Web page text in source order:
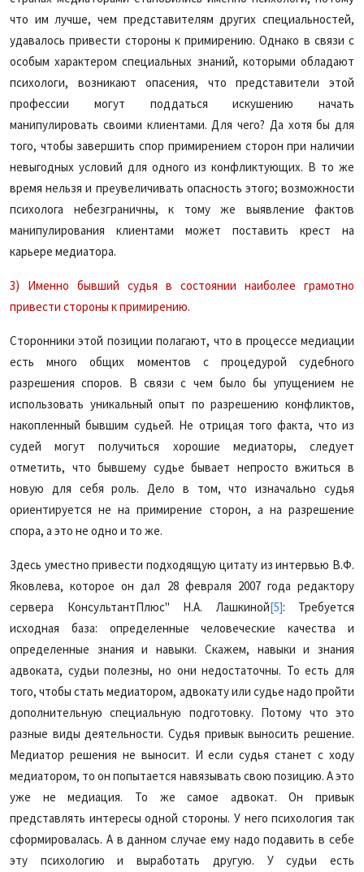
что им лучше, чем представителям других специальностей,
удавалось привести стороны к примирению. Однако в связи с
особым характером специальных знаний, которыми обладают
психологи, возникают опасения, что представители этой
профессии могут поддаться искушению начать
манипулировать своими клиентами. Для чего? Да хотя бы для
того, чтобы завершить спор примирением сторон при наличии
невыгодных условий для одного из конфликтующих. В то же
время нельзя и преувеличивать опасность этого; возможности
психолога небезграничны, к тому же выявление фактов
манипулирования клиентами может поставить крест на
карьере медиатора.
3) Именно бывший судья в состоянии наиболее грамотно
привести стороны к примирению.
Сторонники этой позиции полагают, что в процессе медиации
есть много общих моментов с процедурой судебного
разрешения споров. В связи с чем было бы упущением не
использовать уникальный опыт по разрешению конфликтов,
накопленный бывшим судьей. Не отрицая того факта, что из
судей могут получиться хорошие медиаторы, следует
отметить, что бывшему судье бывает непросто вжиться в
новую для себя роль. Дело в том, что изначально судья
ориентируется не на примирение сторон, а на разрешение
спора, а это не одно и то же.
Здесь уместно привести подходящую цитату из интервью В.Ф.
Яковлева, которое он дал 28 февраля 2007 года редактору
сервера КонсультантПлюс" Н.А. Лашкиной[5]: Требуется
исходная база: определенные человеческие качества и
определенные знания и навыки. Скажем, навыки и знания
адвоката, судьи полезны, но они недостаточны. То есть для
того, чтобы стать медиатором, адвокату или судье надо пройти
дополнительную специальную подготовку. Потому что это
разные виды деятельности. Судья привык выносить решение.
Медиатор решения не выносит. И если судья станет с ходу
медиатором, то он попытается навязывать свою позицию. А это
уже не медиация. То же самое адвокат. Он привык
представлять интересы одной стороны. У него психология так
сформировалась. А в данном случае ему надо подавить в себе
эту психологию и выработать другую. У судьи есть